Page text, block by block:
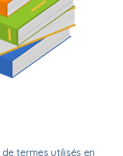
termes utilisés en